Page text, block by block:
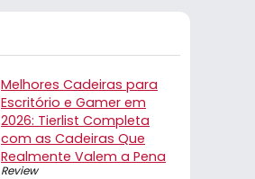
Melhores Cadeiras para
Escritório e Gamer em
2026: Tierlist Completa
com as Cadeiras Que
Realmente Valem a Pena
Review